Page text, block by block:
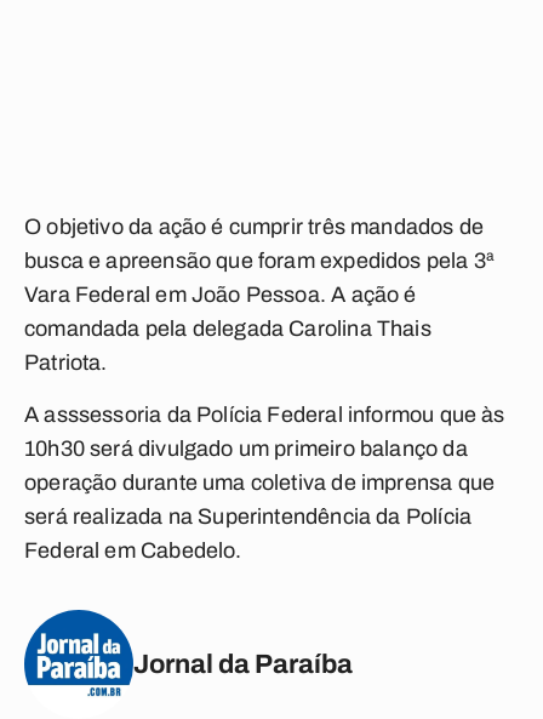
O objetivo da ação é cumprir três mandados de
busca e apreensão que foram expedidos pela 3ª
Vara Federal em João Pessoa. A ação é
comandada pela delegada Carolina Thais
Patriota.
A asssessoria da Polícia Federal informou que às
10h30 será divulgado um primeiro balanço da
operação durante uma coletiva de imprensa que
será realizada na Superintendência da Polícia
Federal em Cabedelo.
Jornal da Paraíba